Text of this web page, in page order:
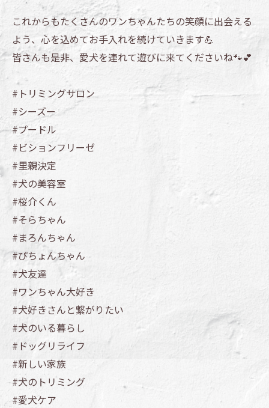
これからもたくさんのワンちゃんたちの笑顔に出会える
よう、心を込めてお手入れを続けていきます💪
皆さんも是非、愛犬を連れて遊びに来てくださいね🐾💕
#トリミングサロン
#シーズー
#プードル
#ビションフリーゼ
#里親決定
#犬の美容室
#桜介くん
#そらちゃん
#まろんちゃん
#ぴちょんちゃん
#犬友達
#ワンちゃん大好き
#犬好きさんと繋がりたい
#犬のいる暮らし
#ドッグリライフ
#新しい家族
#犬のトリミング
#愛犬ケア